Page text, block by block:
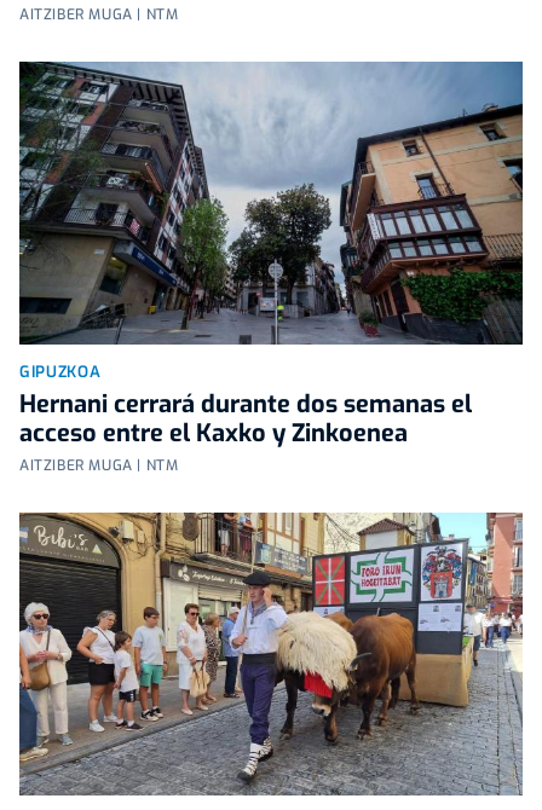
AITZIBER MUGA | NTM
GIPUZKOA
Hernani cerrará durante dos semanas el
acceso entre el Kaxko y Zinkoenea
AITZIBER MUGA | NTM